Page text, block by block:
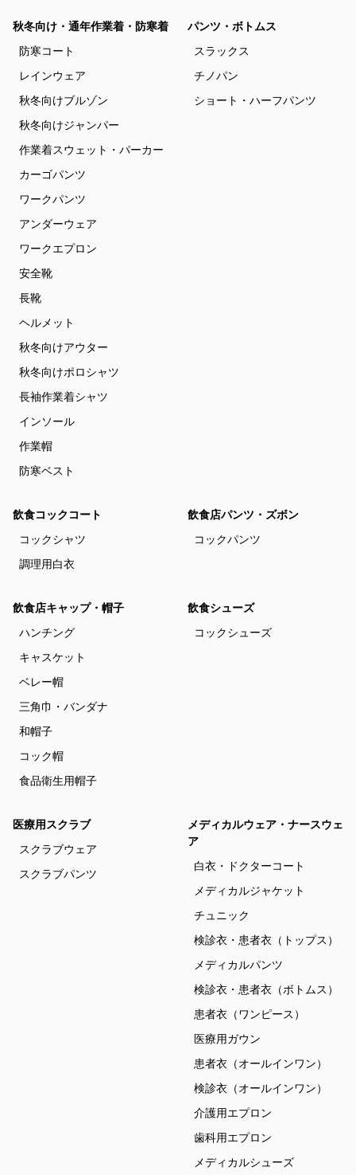
秋冬向け・通年作業着・防寒着
防寒コート
レインウェア
秋冬向けブルゾン
秋冬向けジャンパー
作業着スウェット・パーカー
カーゴパンツ
ワークパンツ
アンダーウェア
ワークエプロン
安全靴
長靴
ヘルメット
秋冬向けアウター
秋冬向けポロシャツ
長袖作業着シャツ
インソール
作業帽
防寒ベスト
パンツ・ボトムス
スラックス
チノパン
ショート・ハーフパンツ
飲食コックコート
コックシャツ
調理用白衣
飲食店パンツ・ズボン
コックパンツ
飲食店キャップ・帽子
ハンチング
キャスケット
ベレー帽
三角巾・バンダナ
和帽子
コック帽
食品衛生用帽子
飲食シューズ
コックシューズ
医療用スクラブ
スクラブウェア
スクラブパンツ
メディカルウェア・ナースウェ
ア
白衣・ドクターコート
メディカルジャケット
チュニック
検診衣・患者衣（トップス）
メディカルパンツ
検診衣・患者衣（ボトムス）
患者衣（ワンピース）
医療用ガウン
患者衣（オールインワン）
検診衣（オールインワン）
介護用エプロン
歯科用エプロン
メディカルシューズ